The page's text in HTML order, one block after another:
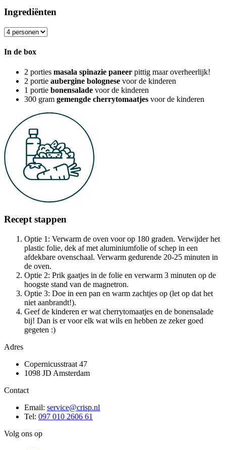
Ingrediënten
In de box
2 porties masala spinazie paneer pittig maar overheerlijk!
2 portie aubergine bolognese voor de kinderen
1 portie bonensalade voor de kinderen
300 gram gemengde cherrytomaatjes voor de kinderen
Recept stappen
Optie 1: Verwarm de oven voor op 180 graden. Verwijder het
plastic folie, dek af met aluminiumfolie of schep in een
afdekbare ovenschaal. Verwarm gedurende 20-25 minuten in
de oven.
Optie 2: Prik gaatjes in de folie en verwarm 3 minuten op de
hoogste stand van de magnetron.
Optie 3: Doe in een pan en warm zachtjes op (let op dat het
niet aanbrandt!).
Geef de kinderen er wat cherrytomaatjes en de bonensalade
bij! Dan is er voor elk wat wils en hebben ze zeker goed
gegeten :)
Adres
Copernicusstraat 47
1098 JD Amsterdam
Contact
Email: service@crisp.nl
Tel: 097 010 2606 61
Volg ons op